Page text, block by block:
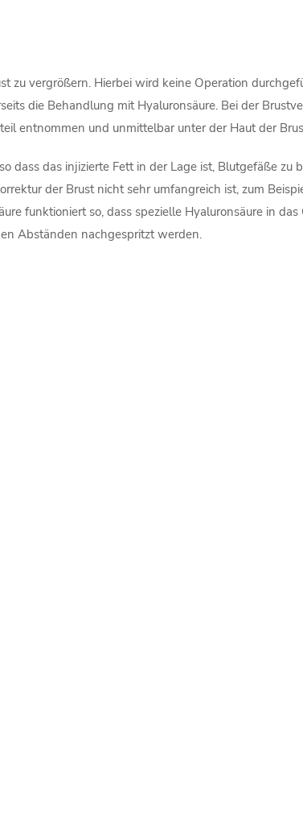
zu vergrößern. Hierbei wird keine Operation
die Behandlung mit Hyaluronsäure. Bei der
entnommen und unmittelbar unter der Haut der
dass das injizierte Fett in der Lage ist, Blutgefäße
der Brust nicht sehr umfangreich ist, zum
funktioniert so, dass spezielle Hyaluronsäure in
Abständen nachgespritzt werden.